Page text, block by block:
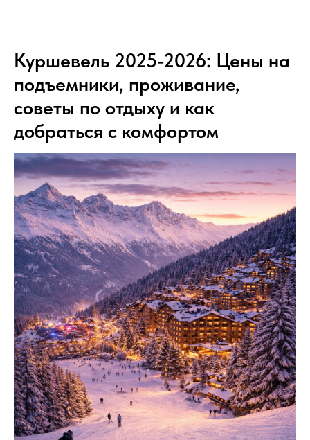
Куршевель 2025-2026: Цены на
подъемники, проживание,
советы по отдыху и как
добраться с комфортом